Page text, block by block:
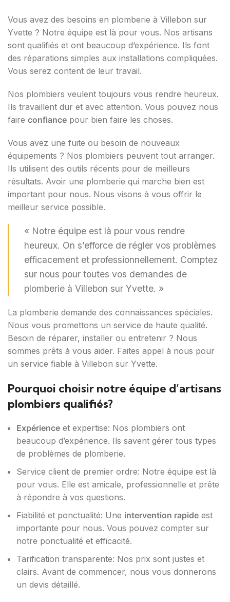
Vous avez des besoins en plomberie à Villebon sur
Yvette ? Notre équipe est là pour vous. Nos artisans
sont qualifiés et ont beaucoup d’expérience. Ils font
des réparations simples aux installations compliquées.
Vous serez content de leur travail.
Nos plombiers veulent toujours vous rendre heureux.
Ils travaillent dur et avec attention. Vous pouvez nous
faire confiance pour bien faire les choses.
Vous avez une fuite ou besoin de nouveaux
équipements ? Nos plombiers peuvent tout arranger.
Ils utilisent des outils récents pour de meilleurs
résultats. Avoir une plomberie qui marche bien est
important pour nous. Nous visons à vous offrir le
meilleur service possible.
« Notre équipe est là pour vous rendre
heureux. On s’efforce de régler vos problèmes
efficacement et professionnellement. Comptez
sur nous pour toutes vos demandes de
plomberie à Villebon sur Yvette. »
La plomberie demande des connaissances spéciales.
Nous vous promettons un service de haute qualité.
Besoin de réparer, installer ou entretenir ? Nous
sommes prêts à vous aider. Faites appel à nous pour
un service fiable à Villebon sur Yvette.
Pourquoi choisir notre équipe d’artisans
plombiers qualifiés?
Expérience et expertise: Nos plombiers ont
beaucoup d’expérience. Ils savent gérer tous types
de problèmes de plomberie.
Service client de premier ordre: Notre équipe est là
pour vous. Elle est amicale, professionnelle et prête
à répondre à vos questions.
Fiabilité et ponctualité: Une intervention rapide est
importante pour nous. Vous pouvez compter sur
notre ponctualité et efficacité.
Tarification transparente: Nos prix sont justes et
clairs. Avant de commencer, nous vous donnerons
un devis détaillé.